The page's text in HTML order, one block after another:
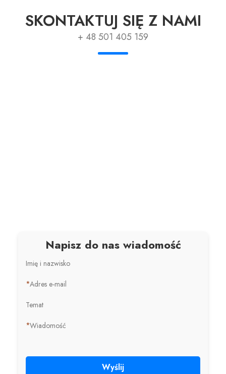
SKONTAKTUJ SIĘ Z NAMI
+ 48 501 405 159
Napisz do nas wiadomość
Imię i nazwisko
*Adres e-mail
Temat
*Wiadomość
Wyślij